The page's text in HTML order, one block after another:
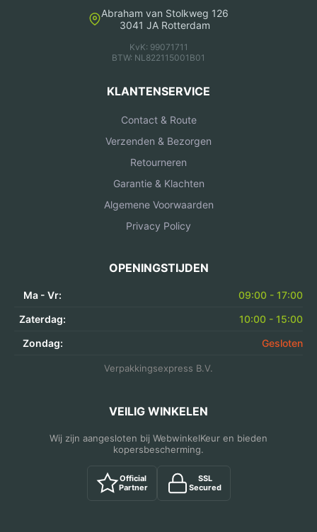
Abraham van Stolkweg 126
3041 JA Rotterdam
KvK: 99071711
BTW: NL822115001B01
KLANTENSERVICE
Contact & Route
Verzenden & Bezorgen
Retourneren
Garantie & Klachten
Algemene Voorwaarden
Privacy Policy
OPENINGSTIJDEN
Ma - Vr:
09:00 - 17:00
Zaterdag:
10:00 - 15:00
Zondag:
Gesloten
Verpakkingsexpress B.V.
VEILIG WINKELEN
Wij zijn aangesloten bij WebwinkelKeur en bieden
kopersbescherming.
Official
Partner
SSL
Secured